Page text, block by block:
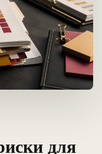
для